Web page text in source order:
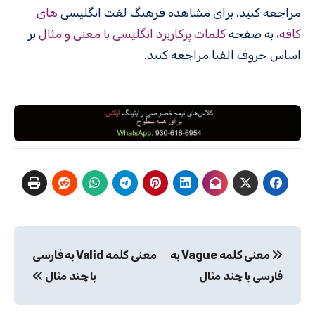
مراجعه کنید. برای مشاهده فرهنگ لغت انگلیسی های
کافه، به صفحه کلمات پرکاربرد انگلیسی با معنی و مثال بر
اساس حروف الفبا مراجعه کنید.
نوشته
معنی کلمه Vague به
فارسی با چند مثال
معنی کلمه Valid به فارسی
با چند مثال